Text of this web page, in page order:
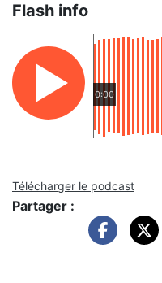
Flash info
0:00
Télécharger le podcast
Partager :